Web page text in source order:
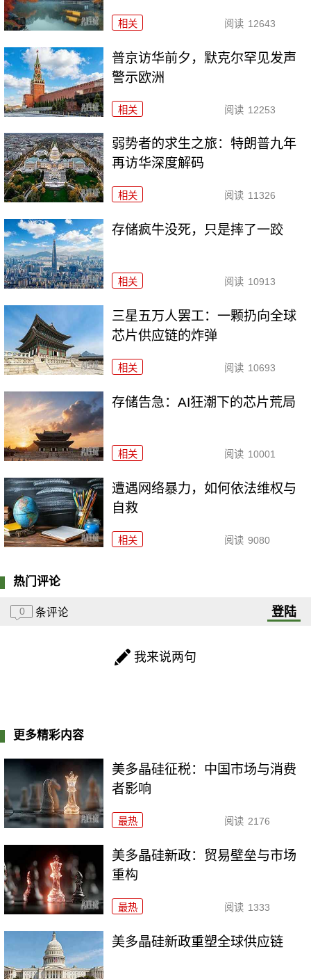
相关 阅读 12643
普京访华前夕，默克尔罕见发声
警示欧洲
相关 阅读 12253
弱势者的求生之旅：特朗普九年
再访华深度解码
相关 阅读 11326
存储疯牛没死，只是摔了一跤
相关 阅读 10913
三星五万人罢工：一颗扔向全球
芯片供应链的炸弹
相关 阅读 10693
存储告急：AI狂潮下的芯片荒局
相关 阅读 10001
遭遇网络暴力，如何依法维权与
自救
相关 阅读 9080
热门评论
0 条评论 登陆
我来说两句
更多精彩内容
美多晶硅征税：中国市场与消费
者影响
最热 阅读 2176
美多晶硅新政：贸易壁垒与市场
重构
最热 阅读 1333
美多晶硅新政重塑全球供应链